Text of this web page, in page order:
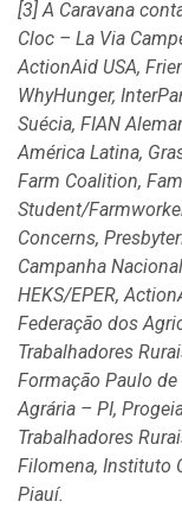
[3] A Caravana
Cloc – La Via
ActionAid USA,
WhyHunger,
Suécia, FIAN
América Latina,
Farm Coalition,
Student/
Concerns,
Campanha
HEKS/EPER,
Federação dos
Trabalhadores
Formação Paulo de
Agrária – PI,
Trabalhadores
Filomena, Instituto
Piauí.